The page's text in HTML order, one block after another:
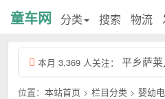
童车网 分类 搜索 物流
本月 3,369 人关注： 平乡萨莱儿童玩具-我们
位置： 本站首页 > 栏目分类 > 婴幼电